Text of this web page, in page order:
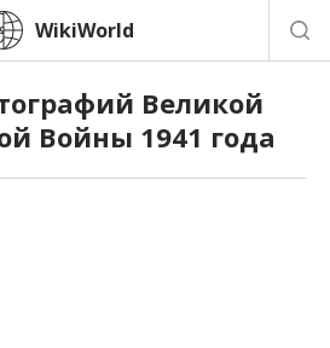
WikiWorld
Великой
Войны 1941 года